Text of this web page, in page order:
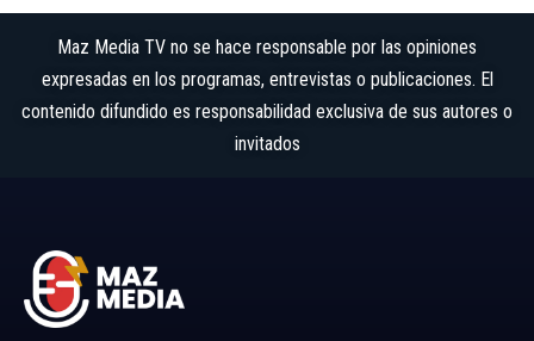
Maz Media TV no se hace responsable por las opiniones
expresadas en los programas, entrevistas o publicaciones. El
contenido difundido es responsabilidad exclusiva de sus autores o
invitados